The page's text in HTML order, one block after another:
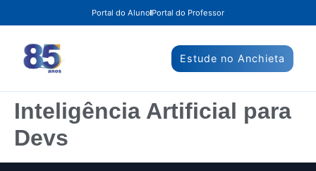
Portal do Aluno Portal do Professor
Estude no Anchieta
Inteligência Artificial para
Devs